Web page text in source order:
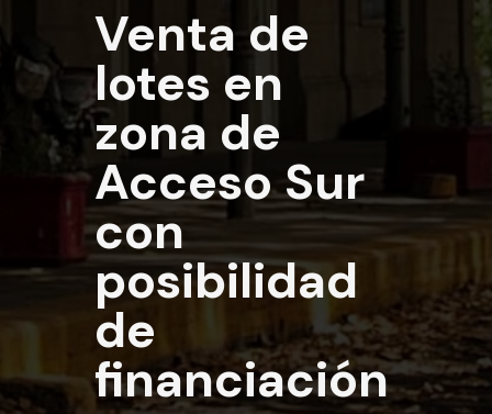
Venta de
lotes en
zona de
Acceso Sur
con
posibilidad
de
financiación